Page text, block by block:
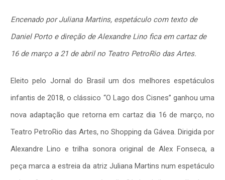
Encenado por Juliana Martins, espetáculo com texto de
Daniel Porto e direção de Alexandre Lino fica em cartaz de
16 de março a 21 de abril no Teatro PetroRio das Artes.
Eleito pelo Jornal do Brasil um dos melhores espetáculos
infantis de 2018, o clássico “O Lago dos Cisnes” ganhou uma
nova adaptação que retorna em cartaz dia 16 de março, no
Teatro PetroRio das Artes, no Shopping da Gávea. Dirigida por
Alexandre Lino e trilha sonora original de Alex Fonseca, a
peça marca a estreia da atriz Juliana Martins num espetáculo